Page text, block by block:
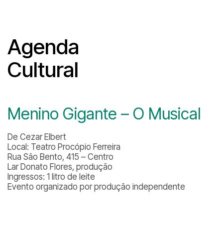
Agenda
Cultural
Menino Gigante – O Musical
De Cezar Elbert
Local: Teatro Procópio Ferreira
Rua São Bento, 415 – Centro
Lar Donato Flores, produção
Ingressos: 1 litro de leite
Evento organizado por produção independente